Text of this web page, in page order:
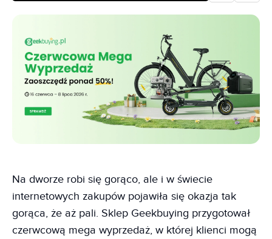
Na dworze robi się gorąco, ale i w świecie
internetowych zakupów pojawiła się okazja tak
gorąca, że aż pali. Sklep Geekbuying przygotował
czerwcową mega wyprzedaż, w której klienci mogą